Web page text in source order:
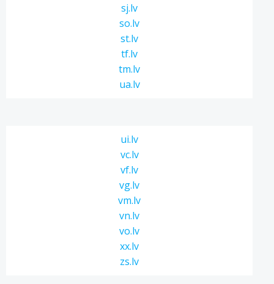
sj.lv
so.lv
st.lv
tf.lv
tm.lv
ua.lv
ui.lv
vc.lv
vf.lv
vg.lv
vm.lv
vn.lv
vo.lv
xx.lv
zs.lv